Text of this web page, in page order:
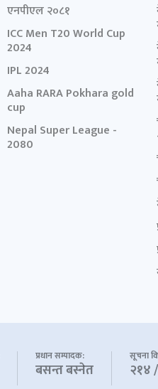
एनपीएल २०८१
ICC Men T20 World Cup
2024
IPL 2024
Aaha RARA Pokhara gold
cup
Nepal Super League -
2080
प्रधान सम्पादक:
बसन्त बस्नेत
सूचना
२१४